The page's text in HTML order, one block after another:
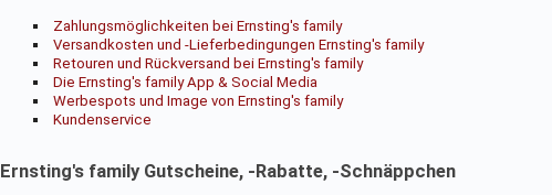
Zahlungsmöglichkeiten bei Ernsting's family
Versandkosten und -Lieferbedingungen Ernsting's family
Retouren und Rückversand bei Ernsting's family
Die Ernsting's family App & Social Media
Werbespots und Image von Ernsting's family
Kundenservice
Ernsting's family Gutscheine, -Rabatte, -Schnäppchen